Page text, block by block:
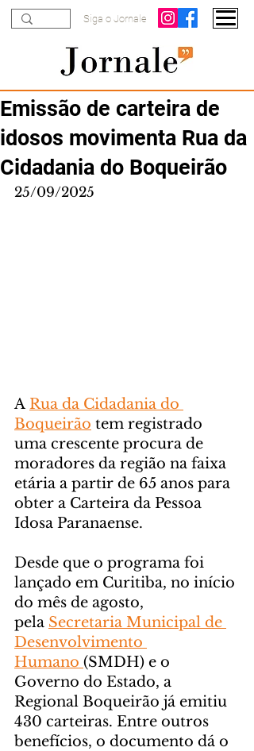
Siga o Jornale
Emissão de carteira de
idosos movimenta Rua da
Cidadania do Boqueirão
25/09/2025
A Rua da Cidadania do
Boqueirão tem registrado
uma crescente procura de
moradores da região na faixa
etária a partir de 65 anos para
obter a Carteira da Pessoa
Idosa Paranaense.
Desde que o programa foi
lançado em Curitiba, no início
do mês de agosto,
pela Secretaria Municipal de
Desenvolvimento
Humano (SMDH) e o
Governo do Estado, a
Regional Boqueirão já emitiu
430 carteiras. Entre outros
benefícios, o documento dá o